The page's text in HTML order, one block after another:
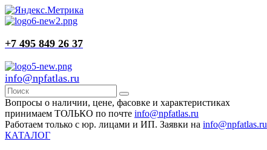
+7 495 849 26 37
info@npfatlas.ru
Вопросы о наличии, цене, фасовке и характеристиках
принимаем ТОЛЬКО по почте info@npfatlas.ru
Работаем только с юр. лицами и ИП. Заявки на info@npfatlas.ru
КАТАЛОГ